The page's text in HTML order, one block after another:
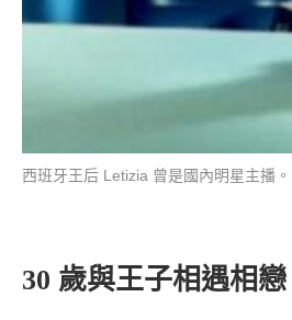
西班牙王后 Letizia 曾是國內明星主播。
30 歲與王子相遇相戀